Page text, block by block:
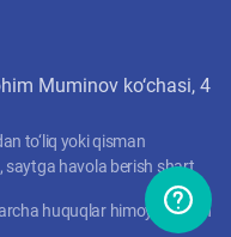
Muminov ko‘chasi, 4
to‘liq yoki qisman
havola berish shart
huquqlar himoyalangan